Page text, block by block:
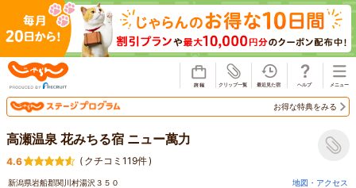
お得な特典をみる
高瀬温泉 花みちる宿 ニュー萬力
4.6 ( クチコミ119件)
新潟県岩船郡関川村湯沢３５０ 地図・アクセス